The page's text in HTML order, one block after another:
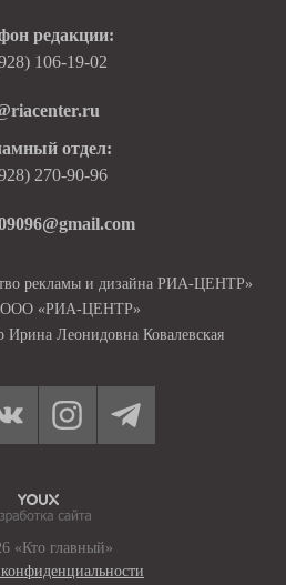
редакции:
106-19-02
отдел:
270-90-96
рекламы и дизайна РИА-ЦЕНТР»
ООО «РИА-ЦЕНТР»
Ирина Леонидовна Ковалевская
«Кто главный»